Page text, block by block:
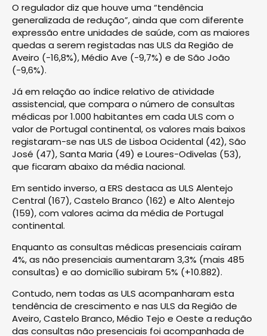
O regulador diz que houve uma “tendência
generalizada de redução”, ainda que com diferente
expressão entre unidades de saúde, com as maiores
quedas a serem registadas nas ULS da Região de
Aveiro (-16,8%), Médio Ave (-9,7%) e de São João
(-9,6%).
Já em relação ao índice relativo de atividade
assistencial, que compara o número de consultas
médicas por 1.000 habitantes em cada ULS com o
valor de Portugal continental, os valores mais baixos
registaram-se nas ULS de Lisboa Ocidental (42), São
José (47), Santa Maria (49) e Loures-Odivelas (53),
que ficaram abaixo da média nacional.
Em sentido inverso, a ERS destaca as ULS Alentejo
Central (167), Castelo Branco (162) e Alto Alentejo
(159), com valores acima da média de Portugal
continental.
Enquanto as consultas médicas presenciais caíram
4%, as não presenciais aumentaram 3,3% (mais 485
consultas) e ao domicílio subiram 5% (+10.882).
Contudo, nem todas as ULS acompanharam esta
tendência de crescimento e nas ULS da Região de
Aveiro, Castelo Branco, Médio Tejo e Oeste a redução
das consultas não presenciais foi acompanhada de